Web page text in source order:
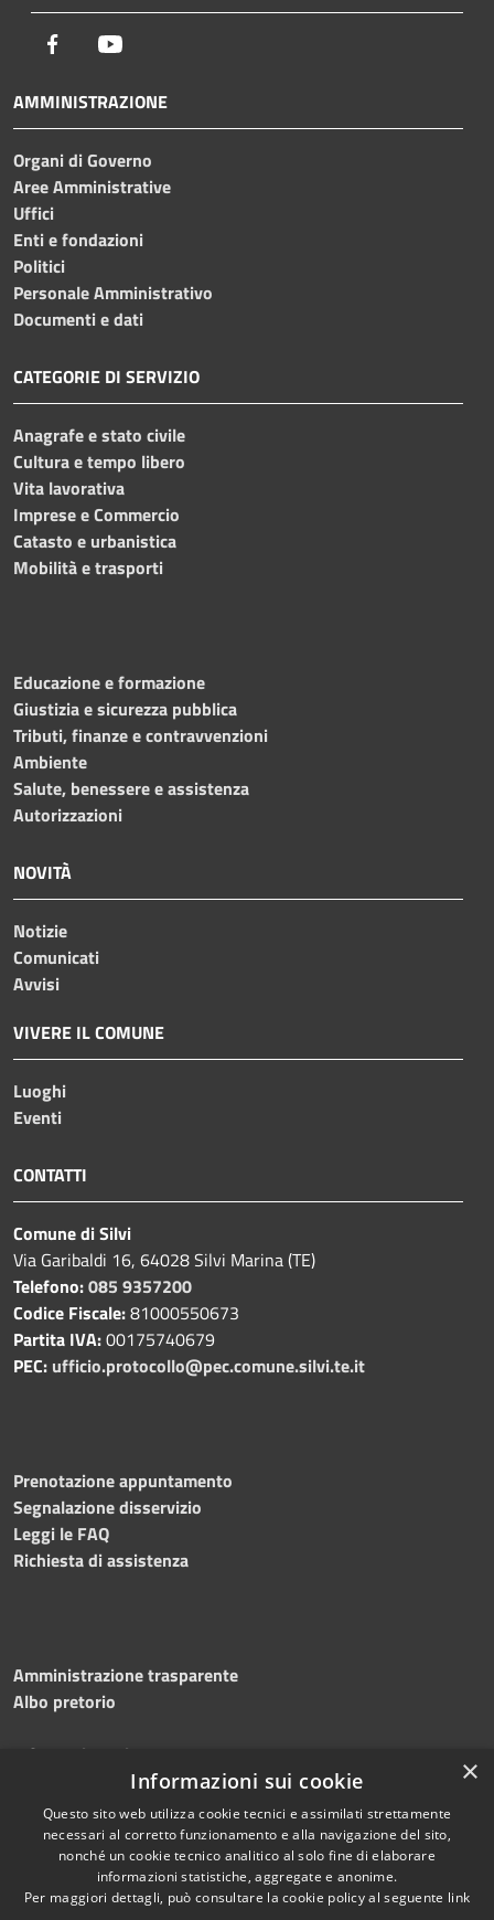
Facebook
AMMINISTRAZIONE
Organi di Governo
Aree Amministrative
Uffici
Enti e fondazioni
Politici
Personale Amministrativo
Documenti e dati
CATEGORIE DI SERVIZIO
Anagrafe e stato civile
Cultura e tempo libero
Vita lavorativa
Imprese e Commercio
Catasto e urbanistica
Mobilità e trasporti
Educazione e formazione
Giustizia e sicurezza pubblica
Tributi, finanze e contravvenzioni
Ambiente
Salute, benessere e assistenza
Autorizzazioni
NOVITÀ
Notizie
Comunicati
Avvisi
VIVERE IL COMUNE
Luoghi
Eventi
CONTATTI
Comune di Silvi
Via Garibaldi 16, 64028 Silvi Marina (TE)
Telefono:085 9357200
Codice Fiscale:81000550673
Partita IVA:00175740679
PEC: ufficio.protocollo@pec.comune.silvi.te.it
Prenotazione appuntamento
Segnalazione disservizio
Leggi le FAQ
Richiesta di assistenza
Amministrazione trasparente
Albo pretorio
Informativa privacy
Dichiarazione di accessibilità
Copyright © 2026 • Comune di
×
Informazioni sui cookie
Questo sito web utilizza cookie tecnici e assimilati strettamente
necessari al corretto funzionamento e alla navigazione del sito,
nonché un cookie tecnico analitico al solo fine di elaborare
informazioni statistiche, aggregate e anonime.
Per maggiori dettagli, può consultare la cookie policy al seguente link